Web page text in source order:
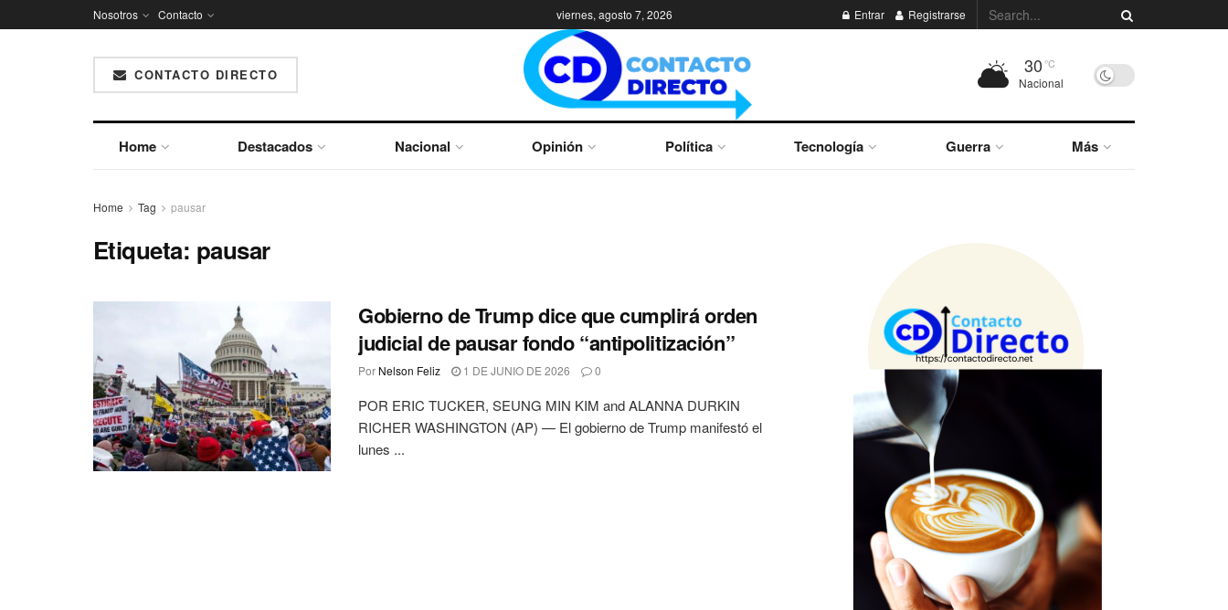
Nosotros Contacto viernes, agosto 7, 2026 Entrar Registrarse
CONTACTO DIRECTO 30 °C
Nacional
Home Destacados Nacional Opinión Política Tecnología Guerra Más
Home Tag pausar
Etiqueta: pausar
Gobierno de Trump dice que cumplirá orden
judicial de pausar fondo “antipolitización”
Por Nelson Feliz 1 DE JUNIO DE 2026 0
POR ERIC TUCKER, SEUNG MIN KIM and ALANNA DURKIN
RICHER WASHINGTON (AP) — El gobierno de Trump manifestó el
lunes ...